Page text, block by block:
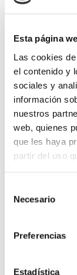
Esta página
Las cookies
el contenido y
sociales y
información
nuestros
web, quienes
que les haya
partir del uso
de cookies
Necesario
Preferencias
Estadística
Busca tu